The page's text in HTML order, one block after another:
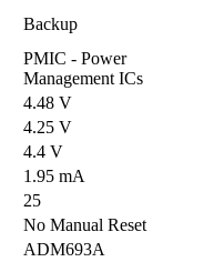
Backup
PMIC - Power
Management ICs
4.48 V
4.25 V
4.4 V
1.95 mA
25
No Manual Reset
ADM693A